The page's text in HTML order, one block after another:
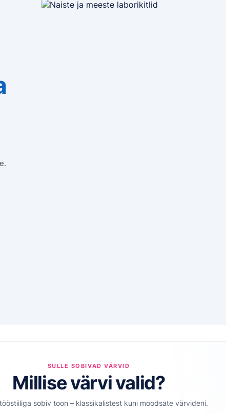
SULLE SOBIVAD VÄRVID
Millise värvi valid?
sobiv toon – klassikalistest kuni moodsate värvideni.